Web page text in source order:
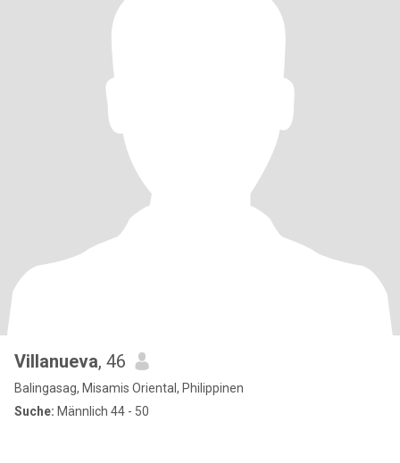
Villanueva, 46
Balingasag, Misamis Oriental, Philippinen
Suche: Männlich 44 - 50